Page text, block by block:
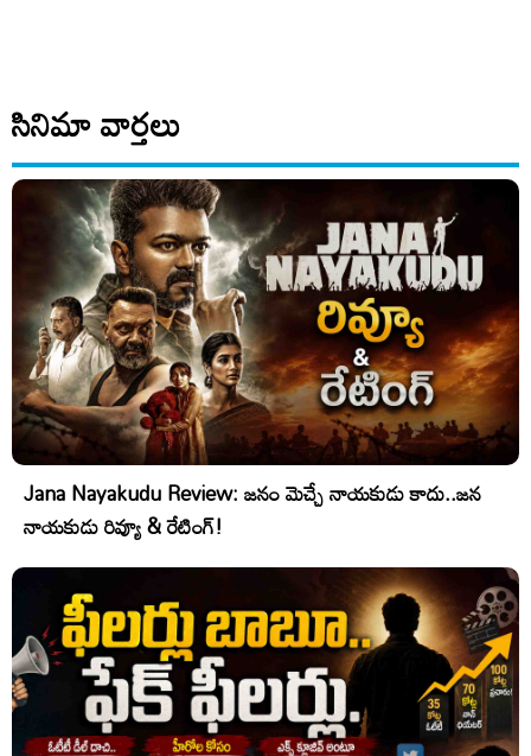
సినిమా వార్తలు
Jana Nayakudu Review: జనం మెచ్చే నాయకుడు కాదు..జన
నాయకుడు రివ్యూ & రేటింగ్!